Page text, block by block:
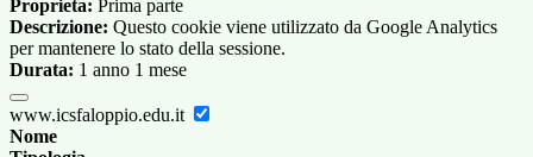
Proprieta: Prima parte
Descrizione: Questo cookie viene utilizzato da Google Analytics
per mantenere lo stato della sessione.
Durata: 1 anno 1 mese
www.icsfaloppio.edu.it
Nome